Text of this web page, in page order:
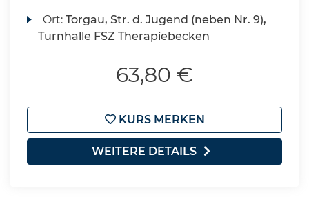
Ort:Torgau, Str. d. Jugend (neben Nr. 9),
Turnhalle FSZ Therapiebecken
63,80 €
KURS MERKEN
WEITERE DETAILS